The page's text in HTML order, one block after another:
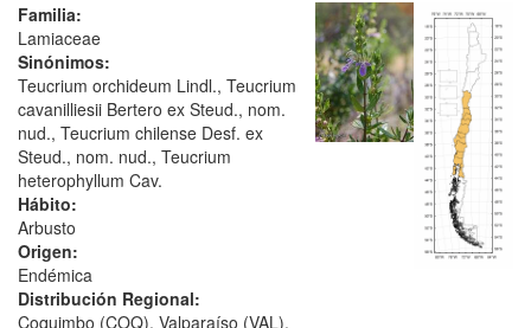
Familia:
Lamiaceae
Sinónimos:
Teucrium orchideum Lindl., Teucrium
cavanilliesii Bertero ex Steud., nom.
nud., Teucrium chilense Desf. ex
Steud., nom. nud., Teucrium
heterophyllum Cav.
Hábito:
Arbusto
Origen:
Endémica
Distribución Regional:
Coquimbo (COQ), Valparaíso (VAL),